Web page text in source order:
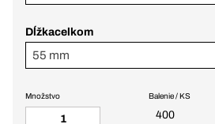
Dĺžkacelkom
55 mm
Balenie / KS
400
Množstvo